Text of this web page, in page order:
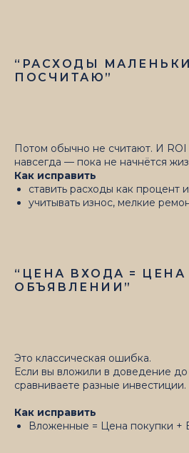
“РАСХОДЫ
ПОСЧИТАЮ”
Потом обычно не считают. И ROI
навсегда — пока не начнётся
Как исправить
ставить расходы как процент
учитывать износ, мелкие
“ЦЕНА ВХОДА = ЦЕНА
ОБЪЯВЛЕНИИ”
Это классическая ошибка.
Если вы вложили в доведение
сравниваете разные инвестиции.
Как исправить
Вложенные = Цена покупки +